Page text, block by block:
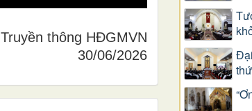
Truyền thông HĐGMVN
30/06/2026